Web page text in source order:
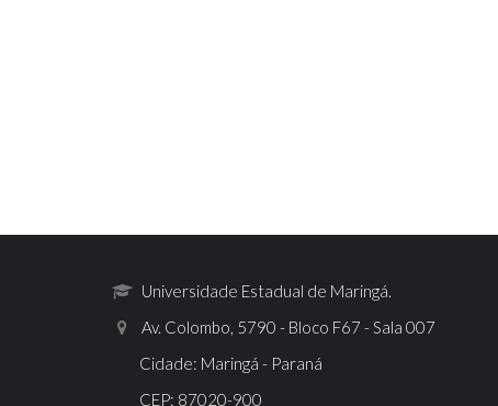
Universidade Estadual de Maringá.
Av. Colombo, 5790 - Bloco F67 - Sala 007
Cidade: Maringá - Paraná
CEP: 87020-900